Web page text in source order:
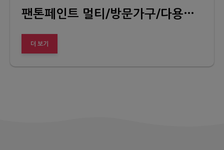
팬톤페인트 멀티/방문가구/다용도 (PREMIUM PAINT INSPIRED BY PANTONE MULTI)
더 보기